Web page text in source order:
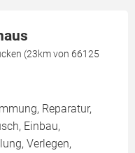
(23km von 66125
Reparatur,
Einbau,
Verlegen,